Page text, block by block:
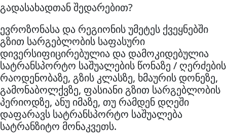
გადასახადთან შედარებით?
ევროზონასა და რეგიონის უმეტეს ქვეყნებში
გზით სარგებლობის საფასური
დივერსიფიცირებულია და დამოკიდებულია
სატრანსპორტო საშუალების წონაზე / ღერძების
რაოდენობაზე, გზის კლასზე, ხმაურის დონეზე,
გამონაბოლქვზე, ფასიანი გზით სარგებლობის
პერიოდზე, ანუ იმაზე, თუ რამდენ დღეში
დაფარავს სატრანსპორტო საშუალება
სატრანზიტო მონაკვეთს.